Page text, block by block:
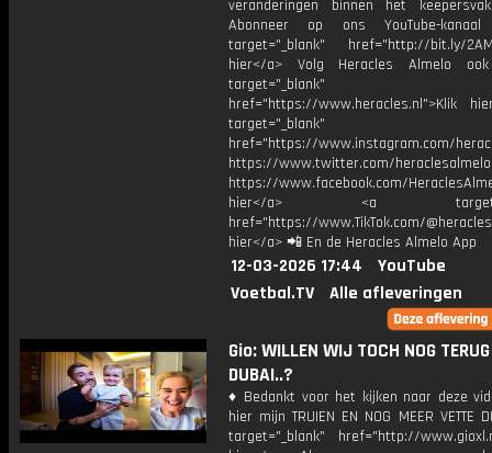
veranderingen binnen het
Abonneer op ons YouTube-
target="_blank" href="http://bit.ly/
hier</a> Volg Heracles Almelo
target="_blank"
href="https://www.heracles.nl">Klik
target="_blank"
href="https://www.instagram.com/
https://www.twitter.com/heraclesalmelo
https://www.facebook.com/
hier</a> <a
href="https://www.TikTok.com/
hier</a> 📲 En de Heracles Almelo App
12-03-2026 17:44
YouTube
Voetbal.TV
Alle afleveringen
Gio: WILLEN WIJ TOCH NOG
DUBAI..?
♦ Bedankt voor het kijken naar deze
hier mijn TRUIEN EN NOG MEER VETTE
target="_blank" href="http://